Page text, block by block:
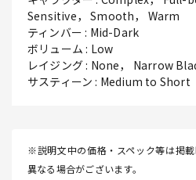
Sensitive， Smooth， Warm
ティンバー : Mid-Dark
ボリューム : Low
レイジング : None， Narrow
サスティーン : Medium to Short
※説明文中の価格・スペック等は掲
異なる場合がございます。